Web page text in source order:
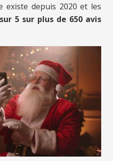
existe depuis 2020 et les
5 sur plus de 650 avis